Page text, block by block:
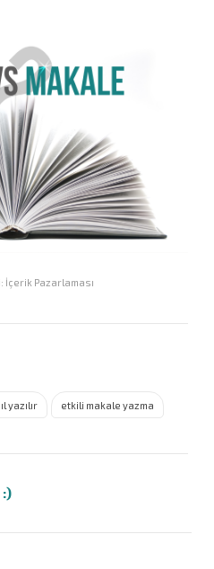
İçerik Pazarlaması
yazılır etkili makale yazma